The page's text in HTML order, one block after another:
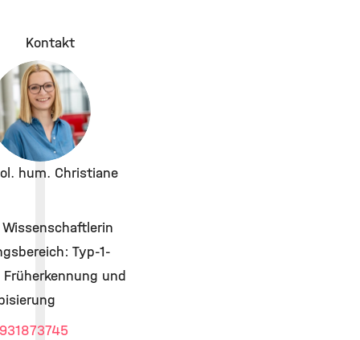
Kontakt
hum. Christiane
Typ-1-
und